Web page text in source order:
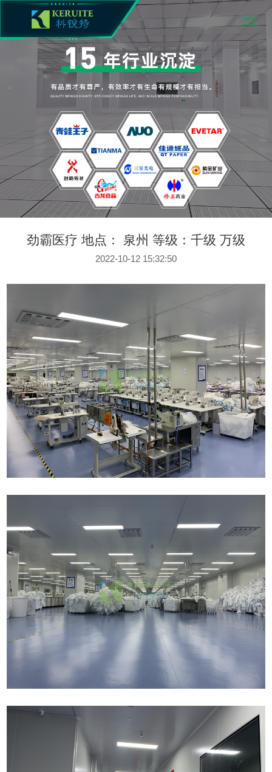
劲霸医疗 地点： 泉州 等级：千级 万级
2022-10-12 15:32:50